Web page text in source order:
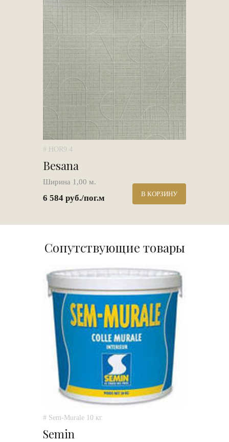
# HOR9.4
Besana
Ширина 1,00 м.
6 584 руб./пог.м В КОРЗИНУ
Сопутствующие товары
# Sem-Murale 10 кг.
Semin